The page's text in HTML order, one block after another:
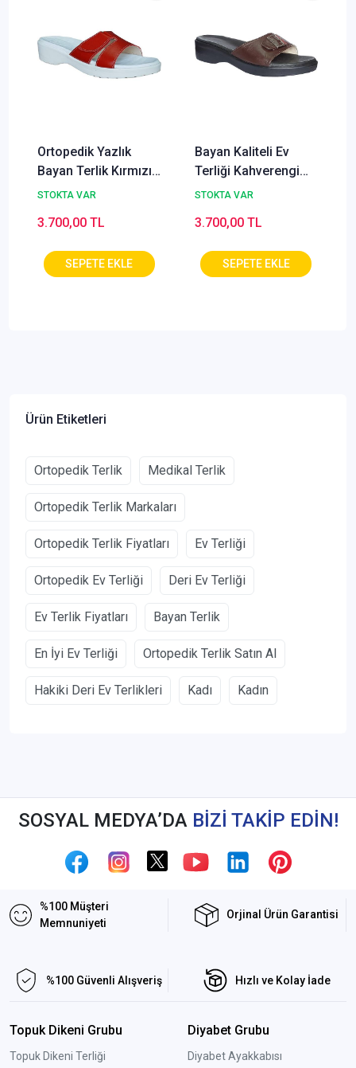
Ortopedik Yazlık
Bayan Terlik Kırmızı
ORT-01K
STOKTA VAR
3.700,00 TL
Bayan Kaliteli Ev
Terliği Kahverengi
ORT-03F (Taraklı
STOKTA VAR
3.700,00 TL
Ürün Etiketleri
Ortopedik Terlik Medikal Terlik
Ortopedik Terlik Markaları
Ortopedik Terlik Fiyatları Ev Terliği
Ortopedik Ev Terliği Deri Ev Terliği
Ev Terlik Fiyatları Bayan Terlik
En İyi Ev Terliği Ortopedik Terlik Satın Al
Hakiki Deri Ev Terlikleri Kadı Kadın
SOSYAL MEDYA’DA BİZİ TAKİP EDİN!
%100 Müşteri
Memnuniyeti
Orjinal Ürün Garantisi
%100 Güvenli Alışveriş Hızlı ve Kolay İade
Topuk Dikeni Grubu
Topuk Dikeni Terliği
Diyabet Grubu
Diyabet Ayakkabısı